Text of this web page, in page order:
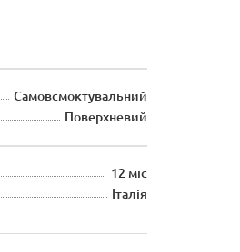
Самовсмоктувальний
Поверхневий
12 міс
Італія